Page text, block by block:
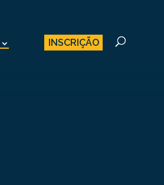
INSCRIÇÃO